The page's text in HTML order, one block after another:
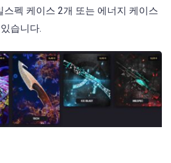
스펙 케이스 2개 또는 에너지 케이스
습니다.